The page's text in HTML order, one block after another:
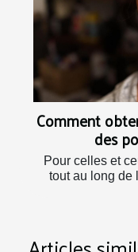
Comment
des
Pour celles et
tout au long de